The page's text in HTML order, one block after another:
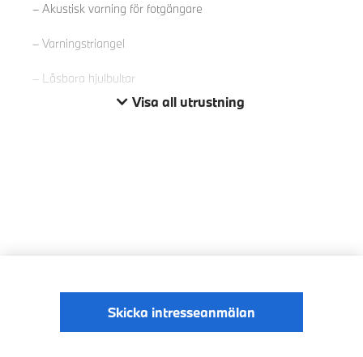
Akustisk varning för fotgängare
Varningstriangel
Låsbara hjulbultar
Visa all utrustning
Skicka intresseanmälan